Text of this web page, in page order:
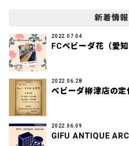
新着情報
2022.07.04
FCベビーダ花（愛知
2022.06.28
ベビーダ柳津店の定
2022.06.09
GIFU ANTIQUE